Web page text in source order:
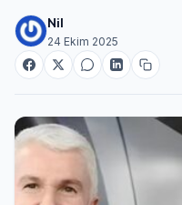
Nil
24 Ekim 2025